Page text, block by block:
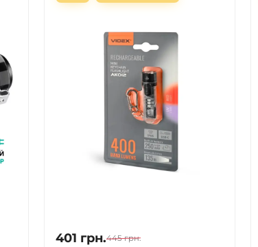
401 грн.445 грн.